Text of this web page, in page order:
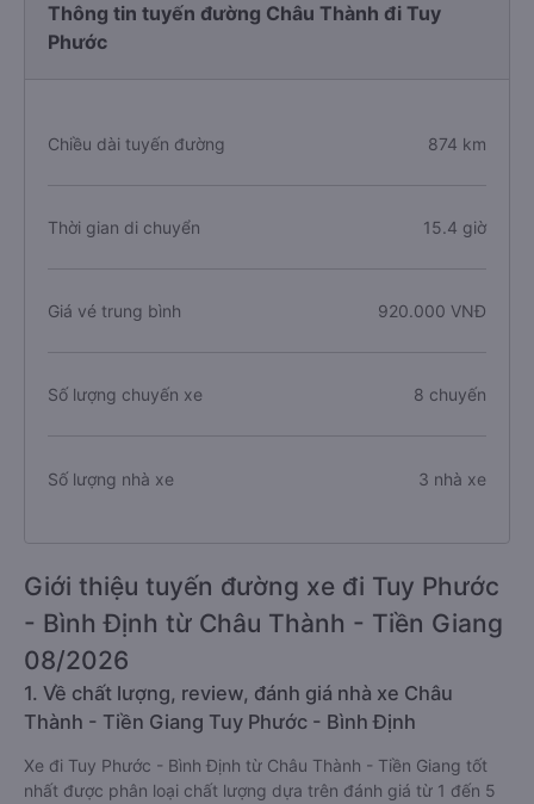
Thông tin tuyến đường Châu Thành đi Tuy
Phước
Chiều dài tuyến đường 874 km
Thời gian di chuyển 15.4 giờ
Giá vé trung bình 920.000 VNĐ
Số lượng chuyến xe 8 chuyến
Số lượng nhà xe 3 nhà xe
Giới thiệu tuyến đường xe đi Tuy Phước
- Bình Định từ Châu Thành - Tiền Giang
08/2026
1. Về chất lượng, review, đánh giá nhà xe Châu
Thành - Tiền Giang Tuy Phước - Bình Định
Xe đi Tuy Phước - Bình Định từ Châu Thành - Tiền Giang tốt
nhất được phân loại chất lượng dựa trên đánh giá từ 1 đến 5